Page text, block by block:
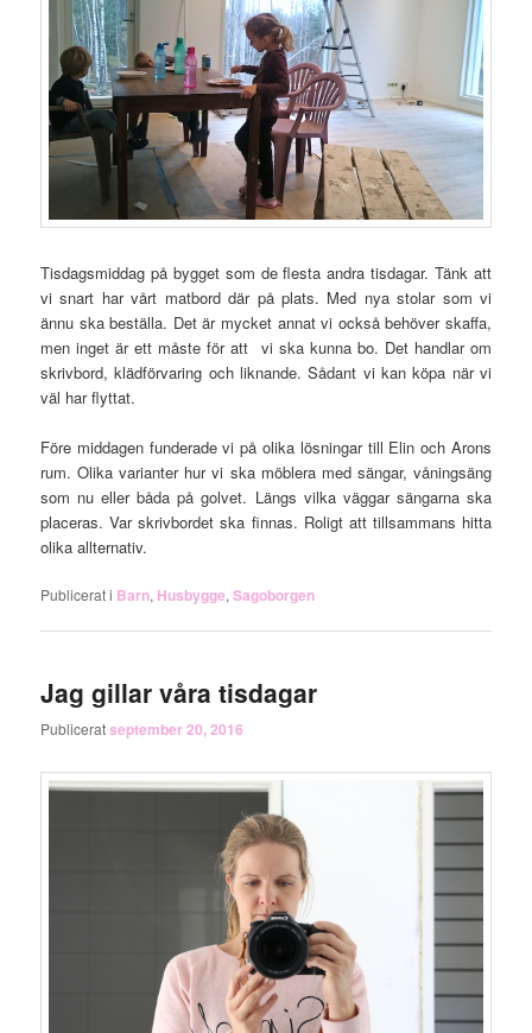
Tisdagsmiddag på bygget som de flesta andra tisdagar. Tänk att
vi snart har vårt matbord där på plats. Med nya stolar som vi
ännu ska beställa. Det är mycket annat vi också behöver skaffa,
men inget är ett måste för att vi ska kunna bo. Det handlar om
skrivbord, klädförvaring och liknande. Sådant vi kan köpa när vi
väl har flyttat.
Före middagen funderade vi på olika lösningar till Elin och Arons
rum. Olika varianter hur vi ska möblera med sängar, våningsäng
som nu eller båda på golvet. Längs vilka väggar sängarna ska
placeras. Var skrivbordet ska finnas. Roligt att tillsammans hitta
olika allternativ.
Publicerat i Barn, Husbygge,Sagoborgen
Jag gillar våra tisdagar
Publiceratseptember 20, 2016